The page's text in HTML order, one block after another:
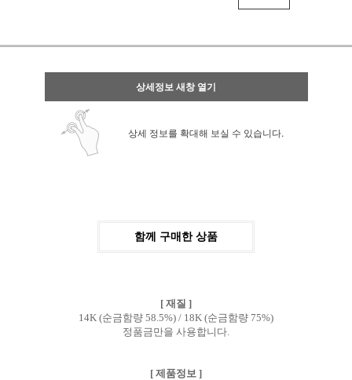
상세정보 새창 열기
상세 정보를 확대해 보실 수 있습니다.
함께 구매한 상품
[ 재질 ]
14K (순금함량 58.5%) / 18K (순금함량 75%)
정품금만을 사용합니다.
[ 제품정보 ]